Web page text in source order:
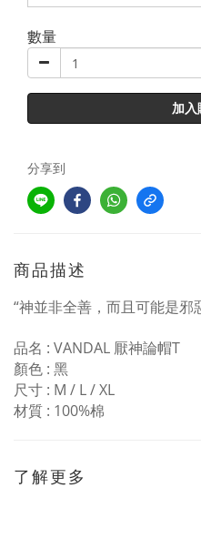
數量
加
分享到
商品描述
“神並非全善，而且可能是邪
品名 : VANDAL 厭神論帽T
顏色 : 黑
尺寸 : M / L / XL
材質 : 100%棉
了解更多